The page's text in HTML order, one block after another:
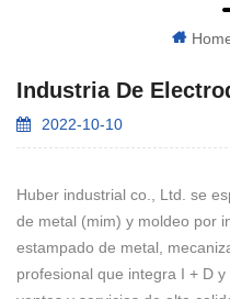
Industria De
2022-10-10
Huber industrial co., Ltd. se
de metal (mim) y moldeo por
estampado de metal,
profesional que integra I + D